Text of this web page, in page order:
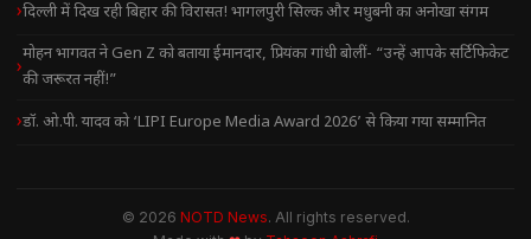
दिल्ली में दिख रही बिहार की विरासत! भागलपुरी सिल्क और मधुबनी का अनोखा संगम
मोहन भागवत ने Gen Z को बताया ईमानदार, प्रियंका गांधी बोलीं- “उन्हें आपके सर्टिफिकेट
की जरूरत नहीं!”
डॉ. ओ.पी. यादव को ‘LIPI Europe Media Award 2026’ से किया गया सम्मानित
© 2026 NOTD News. All rights reserved.